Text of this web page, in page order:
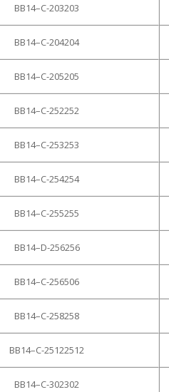
BB14–C-203203
BB14–C-204204
BB14–C-205205
BB14–C-252252
BB14–C-253253
BB14–C-254254
BB14–C-255255
BB14–D-256256
BB14–C-256506
BB14–C-258258
BB14–C-25122512
BB14–C-302302